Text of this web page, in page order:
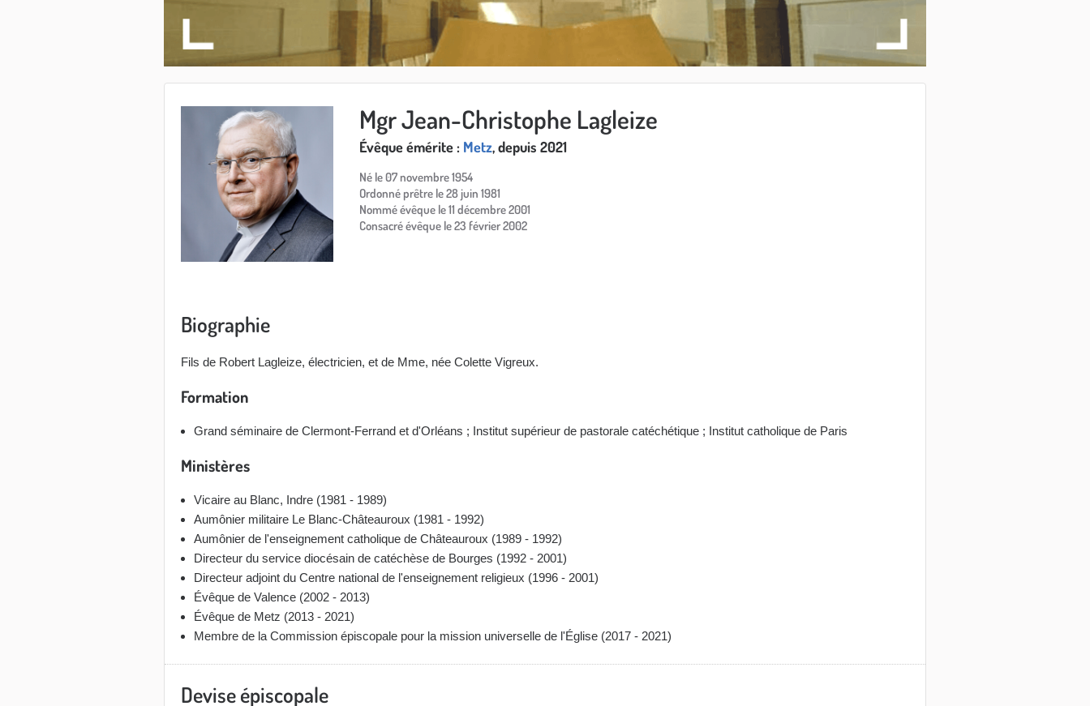
Mgr Jean-Christophe Lagleize
Évêque émérite : Metz, depuis 2021
Né le 07 novembre 1954
Ordonné prêtre le 28 juin 1981
Nommé évêque le 11 décembre 2001
Consacré évêque le 23 février 2002
Biographie
Fils de Robert Lagleize, électricien, et de Mme, née Colette Vigreux.
Formation
Grand séminaire de Clermont-Ferrand et d'Orléans ; Institut supérieur de pastorale catéchétique ; Institut catholique de Paris
Ministères
Vicaire au Blanc, Indre (1981 - 1989)
Aumônier militaire Le Blanc-Châteauroux (1981 - 1992)
Aumônier de l'enseignement catholique de Châteauroux (1989 - 1992)
Directeur du service diocésain de catéchèse de Bourges (1992 - 2001)
Directeur adjoint du Centre national de l'enseignement religieux (1996 - 2001)
Évêque de Valence (2002 - 2013)
Évêque de Metz (2013 - 2021)
Membre de la Commission épiscopale pour la mission universelle de l'Église (2017 - 2021)
Devise épiscopale